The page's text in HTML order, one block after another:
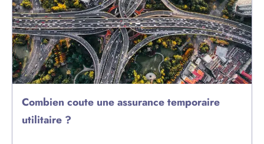
Combien coute une assurance temporaire
utilitaire ?